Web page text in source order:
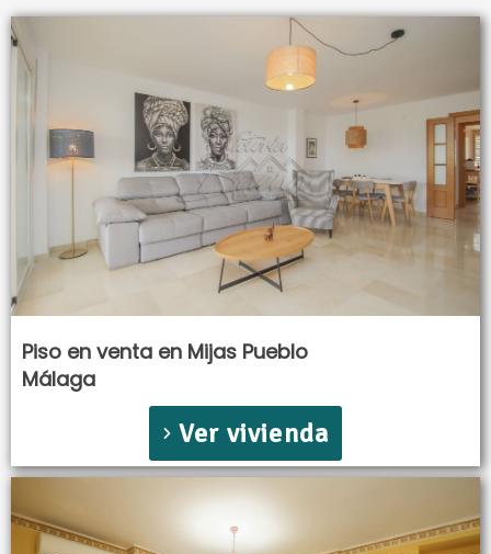
Piso en venta en Mijas Pueblo
Málaga
Ver vivienda